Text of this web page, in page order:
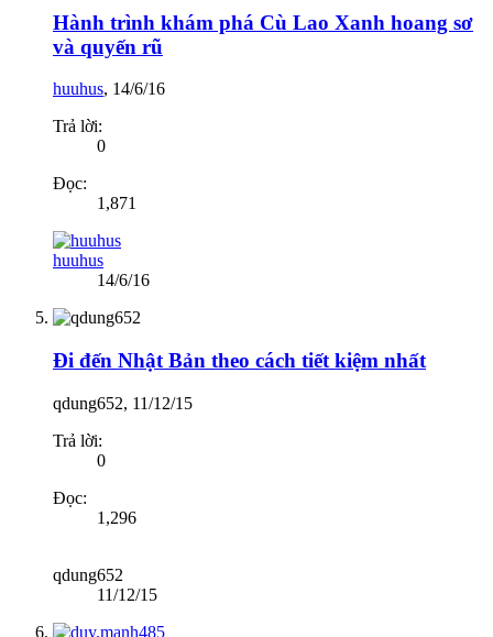
Hành trình khám phá Cù Lao Xanh hoang sơ
và quyến rũ
huuhus, 14/6/16
Trả lời:
0
Đọc:
1,871
huuhus
14/6/16
Đi đến Nhật Bản theo cách tiết kiệm nhất
qdung652, 11/12/15
Trả lời:
0
Đọc:
1,296
qdung652
11/12/15